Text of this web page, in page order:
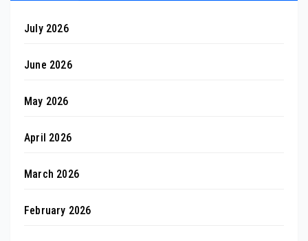
July 2026
June 2026
May 2026
April 2026
March 2026
February 2026